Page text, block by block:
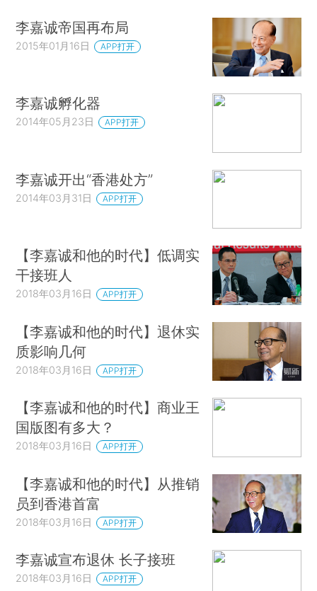
李嘉诚帝国再布局
2015年01月16日 APP打开
李嘉诚孵化器
2014年05月23日 APP打开
李嘉诚开出“香港处方”
2014年03月31日 APP打开
【李嘉诚和他的时代】低调实
干接班人
2018年03月16日 APP打开
【李嘉诚和他的时代】退休实
质影响几何
2018年03月16日 APP打开
【李嘉诚和他的时代】商业王
国版图有多大？
2018年03月16日 APP打开
【李嘉诚和他的时代】从推销
员到香港首富
2018年03月16日 APP打开
李嘉诚宣布退休 长子接班
2018年03月16日 APP打开